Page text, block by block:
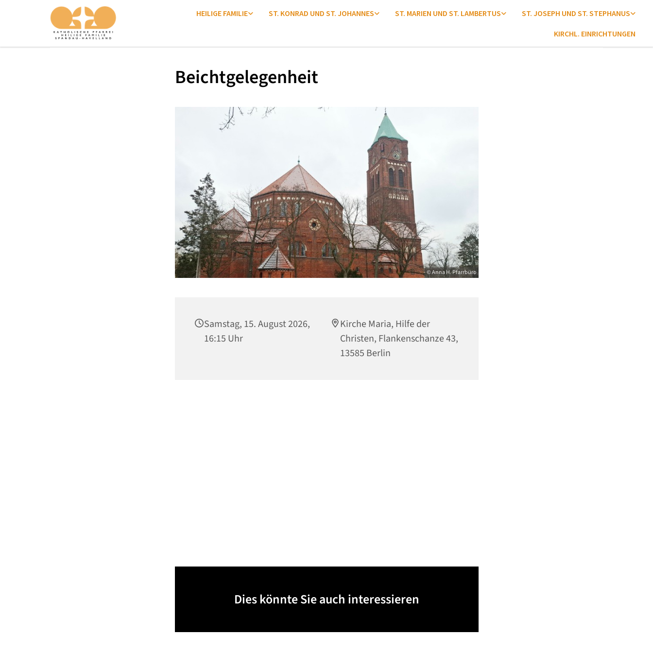
HEILIGE FAMILIE ST. KONRAD UND ST. JOHANNES ST. MARIEN UND ST. LAMBERTUS ST. JOSEPH UND ST. STEPHANUS
KIRCHL. EINRICHTUNGEN
Beichtgelegenheit
© Anna H. Pfarrbüro
Samstag, 15. August 2026,
16:15 Uhr
Kirche Maria, Hilfe der
Christen, Flankenschanze 43,
13585 Berlin
Dies könnte Sie auch interessieren